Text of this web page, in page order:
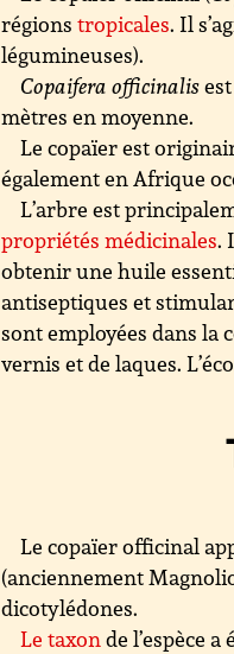
régionstropicales. Il
légumineuses).
Copaifera officinalis
mètres en moyenne.
Le copaïer est
également en Afrique
L’arbre est
propriétés médicinales.
obtenir une huile
antiseptiques et
sont employées dans la
vernis et de laques.
Le copaïer officinal
(anciennement
dicotylédones.
Le taxon de l’espèce